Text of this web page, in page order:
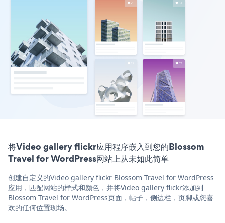
将Video gallery flickr应用程序嵌入到您的Blossom
Travel for WordPress网站上从未如此简单
创建自定义的Video gallery flickr Blossom Travel for WordPress
应用，匹配网站的样式和颜色，并将Video gallery flickr添加到
Blossom Travel for WordPress页面，帖子，侧边栏，页脚或您喜
欢的任何位置现场。